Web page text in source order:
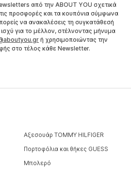
από την ABOUT YOU σχετικά
προσφορές και τα κουπόνια σύμφωνα
να ανακαλέσεις τη συγκατάθεσή
για το μέλλον, στέλνοντας μήνυμα
ή χρησιμοποιώντας την
στο τέλος κάθε Newsletter.
Αξεσουάρ TOMMY HILFIGER
Πορτοφόλια και θήκες GUESS
Μπολερό